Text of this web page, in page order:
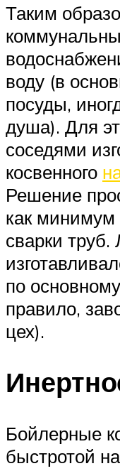
Таким
воду (в
посуды,
душа). Для
соседями
косвенного
Решение
как минимум
сварки труб.
по
правило,
цех).
Бойлерные
быстротой